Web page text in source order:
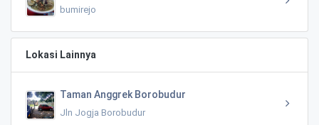
bumirejo
Lokasi Lainnya
Taman Anggrek Borobudur
Jln Jogja Borobudur